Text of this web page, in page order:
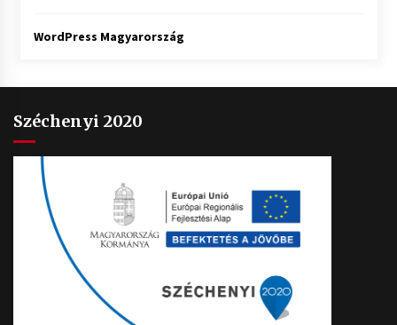
WordPress Magyarország
Széchenyi 2020